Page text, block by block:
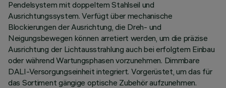
Pendelsystem mit doppeltem Stahlseil und
Ausrichtungssystem. Verfügt über mechanische
Blockierungen der Ausrichtung, die Dreh- und
Neigungsbewegen können arretiert werden, um die präzise
Ausrichtung der Lichtausstrahlung auch bei erfolgtem Einbau
oder während Wartungsphasen vorzunehmen. Dimmbare
DALI-Versorgungseinheit integriert. Vorgerüstet, um das für
das Sortiment gängige optische Zubehör aufzunehmen.